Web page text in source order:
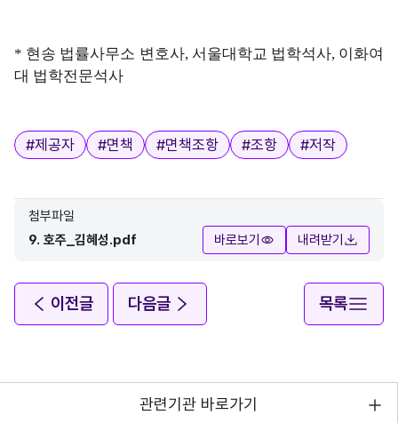
* 현송 법률사무소 변호사, 서울대학교 법학석사, 이화여
대 법학전문석사
태그
#제공자 #면책 #면책조항 #조항 #저작
첨부파일
9. 호주_김혜성.pdf
바로보기 내려받기
이전글 다음글 목록
관련기관 바로가기